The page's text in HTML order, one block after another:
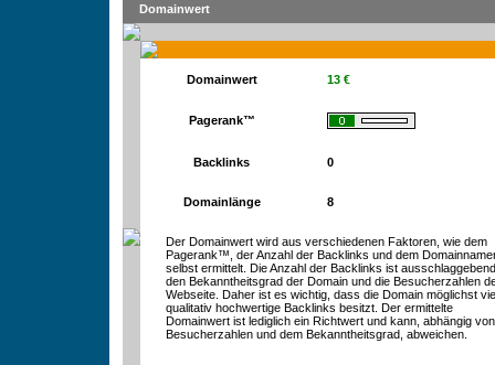
Domainwert
Domainwert 13 €
Pagerank™
Backlinks 0
Domainlänge 8
Der Domainwert wird aus verschiedenen Faktoren, wie dem
Pagerank™, der Anzahl der Backlinks und dem
selbst ermittelt. Die Anzahl der Backlinks ist
den Bekanntheitsgrad der Domain und die Besucherzahlen
Webseite. Daher ist es wichtig, dass die Domain möglichst
qualitativ hochwertige Backlinks besitzt. Der ermittelte
Domainwert ist lediglich ein Richtwert und kann, abhängig
Besucherzahlen und dem Bekanntheitsgrad, abweichen.